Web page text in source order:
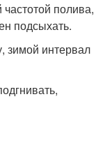
полива,
подсыхать.
зимой интервал